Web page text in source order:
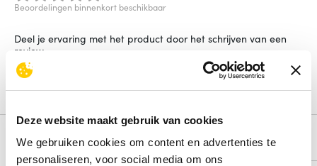
Deze website maakt gebruik van cookies
We gebruiken cookies om content en advertenties te
personaliseren, voor social media om ons
Beoordelingen binnenkort beschikbaar
Deel je ervaring met het product door het schrijven van een
review.
Schrijf een review
Alternatieven